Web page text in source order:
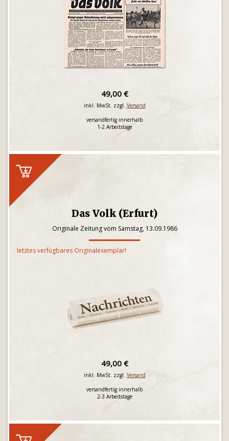
49,00 €
inkl. MwSt. zzgl. Versand
versandfertig innerhalb
1-2 Arbeitstage
Das Volk (Erfurt)
Originale Zeitung vom Samstag, 13.09.1986
letztes verfügbares Originalexemplar!
49,00 €
inkl. MwSt. zzgl. Versand
versandfertig innerhalb
2-3 Arbeitstage